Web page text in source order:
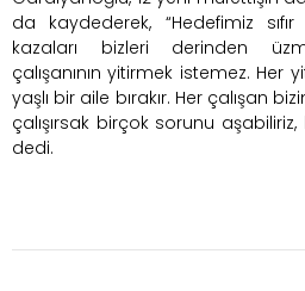
da kaydederek, “Hedefimiz
kazaları bizleri derinden
çalışanının yitirmek istemez. Her
yaşlı bir aile bırakır. Her çalışan
çalışırsak birçok sorunu
dedi.